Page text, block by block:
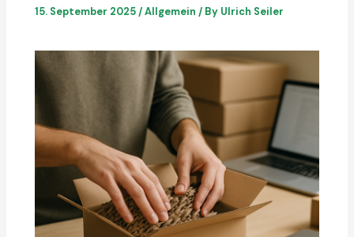
15. September 2025 /Allgemein / By Ulrich Seiler